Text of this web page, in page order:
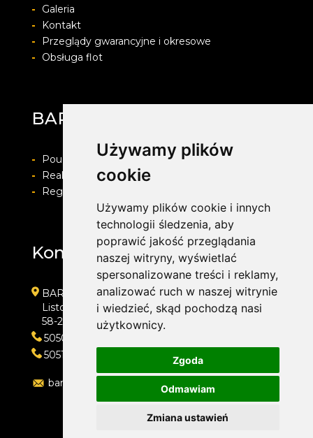
Używamy plików
cookie
Używamy plików cookie i innych
technologii śledzenia, aby
poprawić jakość przeglądania
naszej witryny, wyświetlać
spersonalizowane treści i reklamy,
analizować ruch w naszej witrynie
i wiedzieć, skąd pochodzą nasi
użytkownicy.
Zgoda
Odmawiam
Zmiana ustawień
-
Galeria
-
Kontakt
-
Przeglądy gwarancyjne i okresowe
-
Obsługa flot
BARWACZ GROUP
-
Pouczenie o prawie do odstapienia od umowy
-
Realizacja zamówienia i formy płatności
-
Regulamin i Polityka prywatności
Kontakt
BARWACZ GROUP
Listopada 7
58-200 Dzierżoniów
505016318
505143159
barwacz.group@gmail.com